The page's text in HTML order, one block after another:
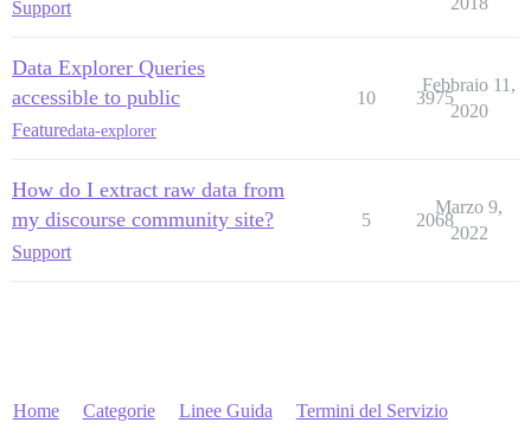
Support
Data Explorer Queries
accessible to public
Featuredata-explorer
10 3975
Febbraio 11,
2020
How do I extract raw data from
my discourse community site?
Support
5 2068
Marzo 9,
2022
Home Categorie Linee Guida Termini del Servizio